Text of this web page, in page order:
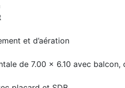
et d’aération
de 7.00 x 6.10 avec balcon,